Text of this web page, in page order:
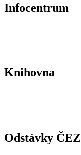
Infocentrum
Knihovna
Odstávky ČEZ